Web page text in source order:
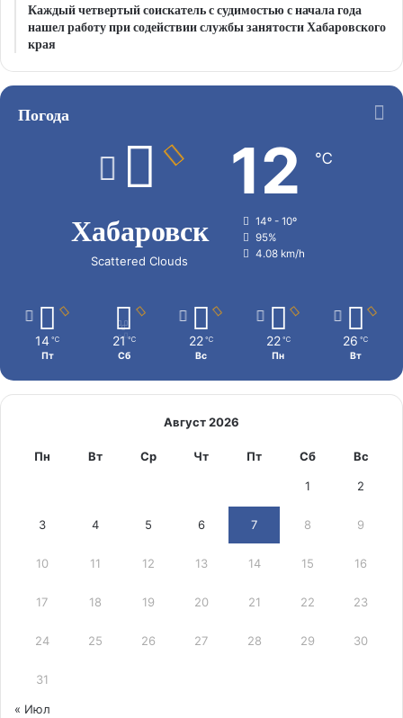
Каждый четвертый соискатель с судимостью с начала года
нашел работу при содействии службы занятости Хабаровского
края
Погода
Хабаровск
Scattered Clouds
12 ℃
14º - 10º
95%
4.08 km/h
14 ℃
Пт
21 ℃
Сб
22 ℃
Вс
22 ℃
Пн
26 ℃
Вт
Август 2026
Пн Вт Ср Чт Пт Сб Вс
1 2
3 4 5 6 7 8 9
10 11 12 13 14 15 16
17 18 19 20 21 22 23
24 25 26 27 28 29 30
31
« Июл